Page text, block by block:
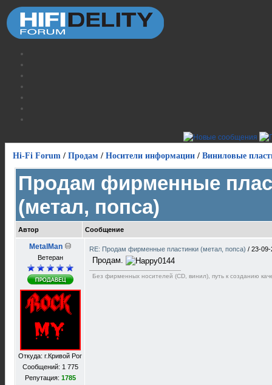
Hi-Fi Forum / Продам / Носители информации / Виниловые
Продам фирменные
(метал, попса)
Автор Сообщение
MetalMan
Ветеран
Откуда: г.Кривой Рог
Сообщений: 1 775
Репутация: 1785
RE: Продам фирменные пластинки (метал, попса) / 23-09-
Продам.
Без фирменных носителей (CD, винил), путь к созданию